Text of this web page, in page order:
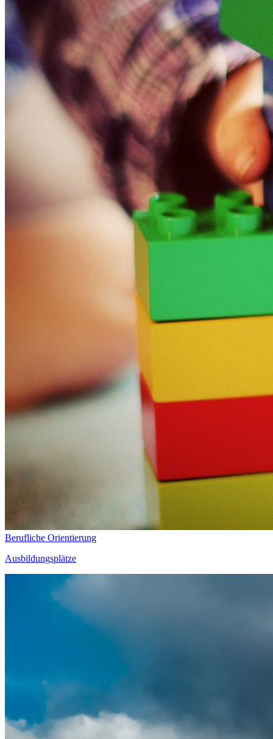
Berufliche Orientierung
Ausbildungsplätze